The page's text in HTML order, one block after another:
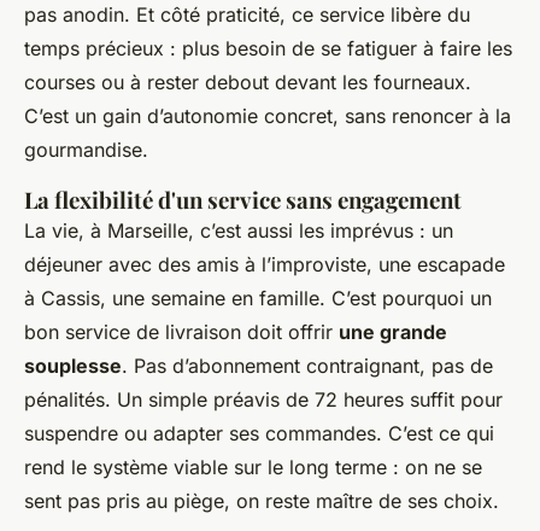
pas anodin. Et côté praticité, ce service libère du
temps précieux : plus besoin de se fatiguer à faire les
courses ou à rester debout devant les fourneaux.
C’est un gain d’autonomie concret, sans renoncer à la
gourmandise.
La flexibilité d'un service sans engagement
La vie, à Marseille, c’est aussi les imprévus : un
déjeuner avec des amis à l’improviste, une escapade
à Cassis, une semaine en famille. C’est pourquoi un
bon service de livraison doit offrir une grande
souplesse. Pas d’abonnement contraignant, pas de
pénalités. Un simple préavis de 72 heures suffit pour
suspendre ou adapter ses commandes. C’est ce qui
rend le système viable sur le long terme : on ne se
sent pas pris au piège, on reste maître de ses choix.